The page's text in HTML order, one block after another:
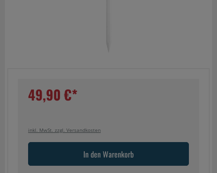
49,90 €*
inkl. MwSt. zzgl. Versandkosten
In den Warenkorb